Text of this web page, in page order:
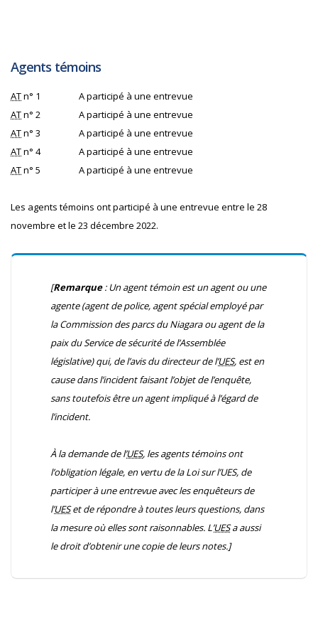
Agents témoins
ATn° 1
A participé à une entrevue
ATn° 2
A participé à une entrevue
ATn° 3
A participé à une entrevue
ATn° 4
A participé à une entrevue
ATn° 5 A participé à une entrevue
Les agents témoins ont participé à une entrevue entre le 28
novembre et le 23 décembre 2022.
[Remarque: Un agent témoin est un agent ou une
agente (agent de police, agent spécial employé par
la Commission des parcs du Niagara ou agent de la
paix du Service de sécurité de l’Assemblée
législative) qui, de l’avis du directeur de l’UES, est en
cause dans l’incident faisant l’objet de l’enquête,
sans toutefois être un agent impliqué à l’égard de
l’incident.
À la demande de l’UES, les agents témoins ont
l’obligation légale, en vertu de laLoi sur l’UES, de
participer à une entrevue avec les enquêteurs de
l’UESet de répondre à toutes leurs questions, dans
la mesure où elles sont raisonnables. L’UESa aussi
le droit d’obtenir une copie de leurs notes.]